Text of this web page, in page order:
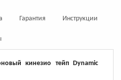
Гарантия Инструкции
кинезио тейп Dynamic